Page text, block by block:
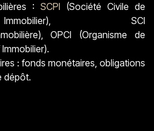
: SCPI (Société Civile de
Immobilier), SCI
OPCI (Organisme de
: fonds monétaires, obligations
dépôt.